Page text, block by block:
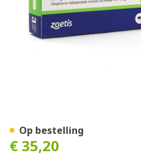
€ 35,20
Op bestelling